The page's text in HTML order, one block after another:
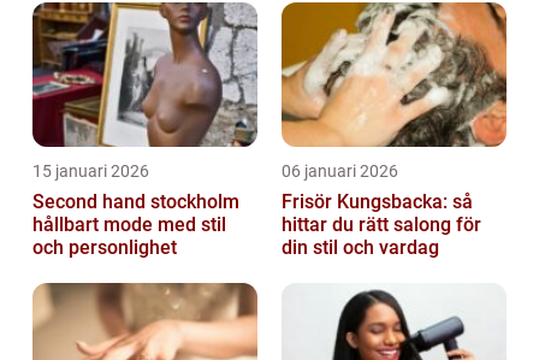
15 januari 2026
Second hand stockholm
hållbart mode med stil
och personlighet
06 januari 2026
Frisör Kungsbacka: så
hittar du rätt salong för
din stil och vardag